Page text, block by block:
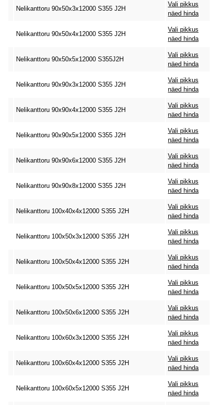
Nelikanttoru 90x50x3x12000 S355 J2H
Vali pikkus
näed hinda
Nelikanttoru 90x50x4x12000 S355 J2H
Vali pikkus
näed hinda
Nelikanttoru 90x50x5x12000 S355J2H
Vali pikkus
näed hinda
Nelikanttoru 90x90x3x12000 S355 J2H
Vali pikkus
näed hinda
Nelikanttoru 90x90x4x12000 S355 J2H
Vali pikkus
näed hinda
Nelikanttoru 90x90x5x12000 S355 J2H
Vali pikkus
näed hinda
Nelikanttoru 90x90x6x12000 S355 J2H
Vali pikkus
näed hinda
Nelikanttoru 90x90x8x12000 S355 J2H
Vali pikkus
näed hinda
Nelikanttoru 100x40x4x12000 S355 J2H
Vali pikkus
näed hinda
Nelikanttoru 100x50x3x12000 S355 J2H
Vali pikkus
näed hinda
Nelikanttoru 100x50x4x12000 S355 J2H
Vali pikkus
näed hinda
Nelikanttoru 100x50x5x12000 S355 J2H
Vali pikkus
näed hinda
Nelikanttoru 100x50x6x12000 S355 J2H
Vali pikkus
näed hinda
Nelikanttoru 100x60x3x12000 S355 J2H
Vali pikkus
näed hinda
Nelikanttoru 100x60x4x12000 S355 J2H
Vali pikkus
näed hinda
Nelikanttoru 100x60x5x12000 S355 J2H
Vali pikkus
näed hinda